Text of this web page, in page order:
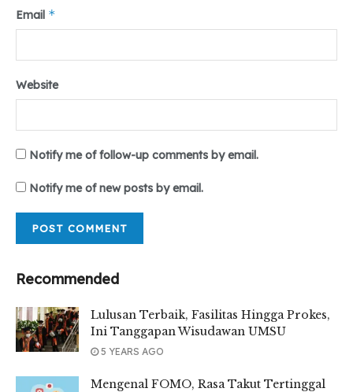
Editor : Mhd. Iqbal
Tags: #lpmteropong #teropongonline
Email *
Website
Notify me of follow-up comments by email.
Notify me of new posts by email.
Recommended
Lulusan Terbaik, Fasilitas Hingga Prokes,
Ini Tanggapan Wisudawan UMSU
5 YEARS AGO
Mengenal FOMO, Rasa Takut Tertinggal